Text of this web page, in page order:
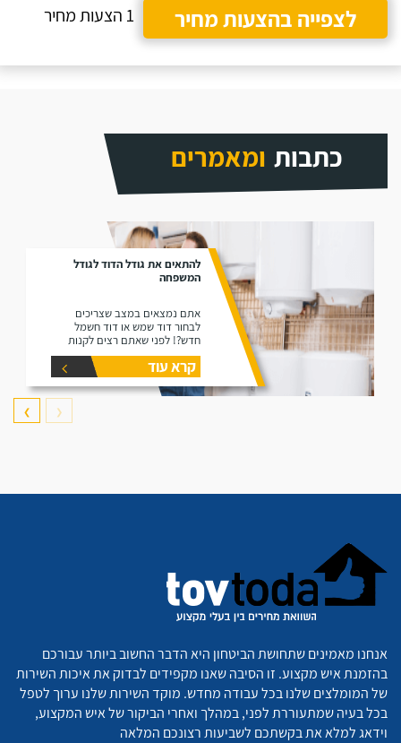
לצפייה בהצעות מחיר
1 הצעות מחיר
כתבות ומאמרים
להתאים את גודל הדוד לגודל
המשפחה
אתם נמצאים במצב שצריכים
לבחור דוד שמש או דוד חשמל
חדש?! לפני שאתם רצים לקנות
דוד תקרו את המאמר זה הוא נותן
את המידע הפורט על נפחים שונים
של דודים ואיזה דוד הכי יתאים
עבורכם.
קרא עוד
❮
❯
אנחנו מאמינים שתחושת הביטחון היא הדבר החשוב ביותר עבורכם
בהזמנת איש מקצוע. זו הסיבה שאנו מקפידים לבדוק את איכות השירות
של המומלצים שלנו בכל עבודה מחדש. מוקד השירות שלנו ערוך לטפל
בכל בעיה שמתעוררת לפני, במהלך ואחרי הביקור של איש המקצוע,
וידאג למלא את בקשתכם לשביעות רצונכם המלאה